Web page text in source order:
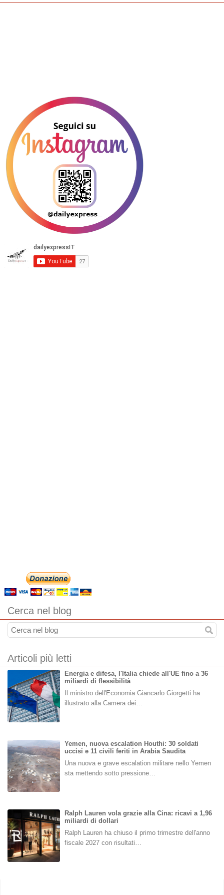
Cerca nel blog
Articoli più letti
Energia e difesa, l'Italia chiede all'UE fino a 36
miliardi di flessibilità
Il ministro dell'Economia Giancarlo Giorgetti ha
illustrato alla Camera dei…
Yemen, nuova escalation Houthi: 30 soldati
uccisi e 11 civili feriti in Arabia Saudita
Una nuova e grave escalation militare nello Yemen
sta mettendo sotto pressione…
Ralph Lauren vola grazie alla Cina: ricavi a 1,96
miliardi di dollari
Ralph Lauren ha chiuso il primo trimestre dell'anno
fiscale 2027 con risultati…